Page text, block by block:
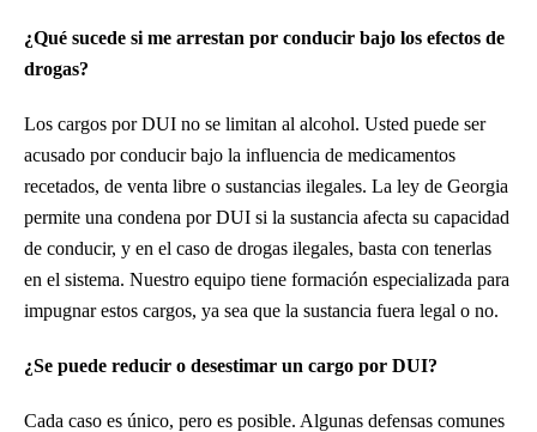
¿Qué sucede si me arrestan por conducir bajo los efectos de
drogas?
Los cargos por DUI no se limitan al alcohol. Usted puede ser
acusado por conducir bajo la influencia de medicamentos
recetados, de venta libre o sustancias ilegales. La ley de Georgia
permite una condena por DUI si la sustancia afecta su capacidad
de conducir, y en el caso de drogas ilegales, basta con tenerlas
en el sistema. Nuestro equipo tiene formación especializada para
impugnar estos cargos, ya sea que la sustancia fuera legal o no.
¿Se puede reducir o desestimar un cargo por DUI?
Cada caso es único, pero es posible. Algunas defensas comunes